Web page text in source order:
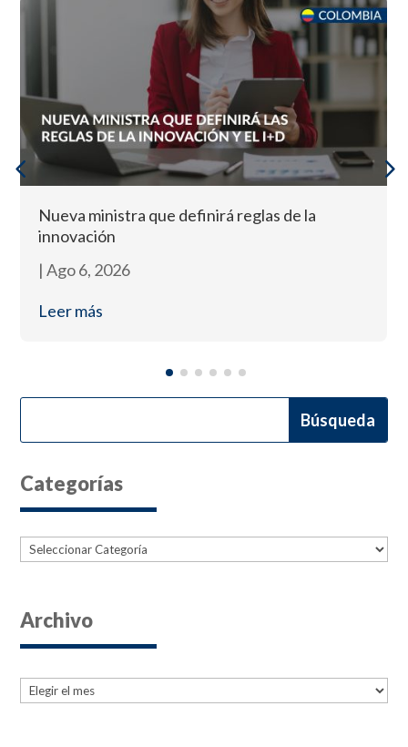
Nueva ministra que definirá reglas de la
innovación
| Ago 6, 2026
Leer más
Categorías
Categorías
Archivo
Archives